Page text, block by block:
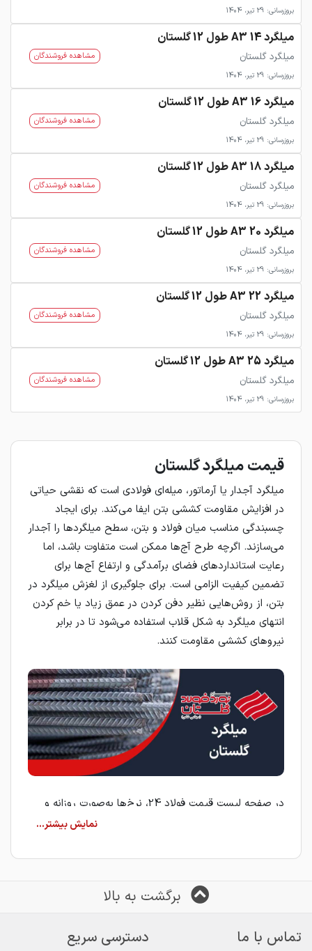
بروزرسانی: 29 تیر، 1404
میلگرد 14 A3 طول 12 گلستان
میلگرد گلستان
بروزرسانی: 29 تیر، 1404
مشاهده فروشندگان
میلگرد 16 A3 طول 12 گلستان
میلگرد گلستان
بروزرسانی: 29 تیر، 1404
مشاهده فروشندگان
میلگرد 18 A3 طول 12 گلستان
میلگرد گلستان
بروزرسانی: 29 تیر، 1404
مشاهده فروشندگان
میلگرد 20 A3 طول 12 گلستان
میلگرد گلستان
بروزرسانی: 29 تیر، 1404
مشاهده فروشندگان
میلگرد 22 A3 طول 12 گلستان
میلگرد گلستان
بروزرسانی: 29 تیر، 1404
مشاهده فروشندگان
میلگرد 25 A3 طول 12 گلستان
میلگرد گلستان
بروزرسانی: 29 تیر، 1404
مشاهده فروشندگان
قیمت میلگرد گلستان
میلگرد آجدار یا آرماتور، میله‌ای فولادی است که نقشی حیاتی
در افزایش مقاومت کششی بتن ایفا می‌کند. برای ایجاد
چسبندگی مناسب میان فولاد و بتن، سطح میلگردها را آجدار
می‌سازند. اگرچه طرح آج‌ها ممکن است متفاوت باشد، اما
رعایت استانداردهای فضای برآمدگی و ارتفاع آج‌ها برای
تضمین کیفیت الزامی است. برای جلوگیری از لغزش میلگرد در
بتن، از روش‌هایی نظیر دفن کردن در عمق زیاد یا خم کردن
انتهای میلگرد به شکل قلاب استفاده می‌شود تا در برابر
نیروهای کششی مقاومت کنند.
در صفحه لیست قیمت فولاد 24، نرخ‌ها به‌صورت روزانه و
لحظه‌ای از فروشندگان مختلف جمع‌آوری شده و در اختیار
اگر قصد خرید میلگرد گلستان
این محصول را مقایسه و انتخاب کنید.
برگشت به بالا
تماس با ما
دسترسی سریع